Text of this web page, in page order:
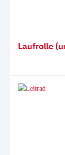
Laufrolle